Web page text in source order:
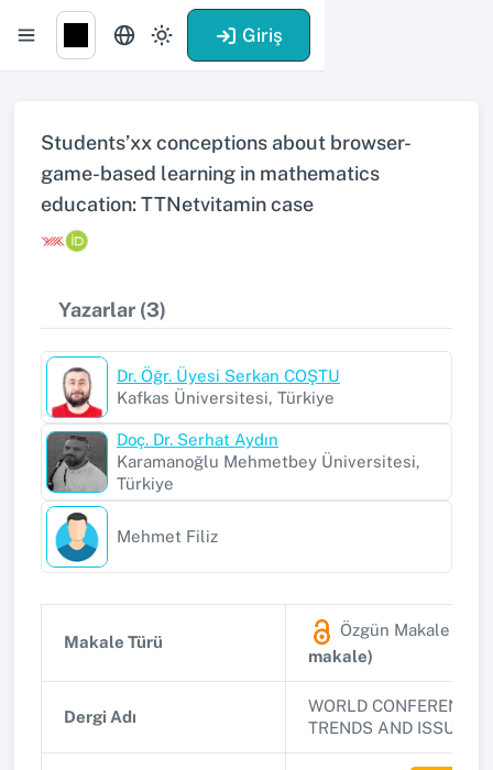
Giriş
Students’xx conceptions about browser-
game-based learning in mathematics
education: TTNetvitamin case
Yazarlar (3)
Dr. Öğr. Üyesi Serkan COŞTU
Kafkas Üniversitesi, Türkiye
Doç. Dr. Serhat Aydın
Karamanoğlu Mehmetbey Üniversitesi,
Türkiye
Mehmet Filiz
Makale Türü
Özgün Makale
makale)
Dergi Adı
WORLD CONFERENCE
TRENDS AND ISSUES